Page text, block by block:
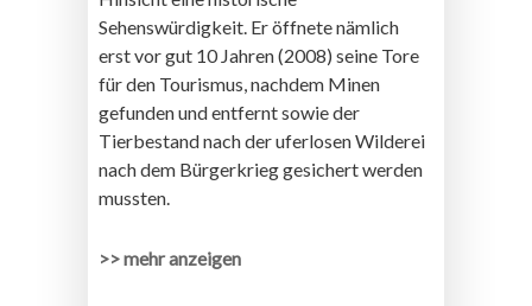
Sehenswürdigkeit. Er öffnete nämlich
erst vor gut 10 Jahren (2008) seine Tore
für den Tourismus, nachdem Minen
gefunden und entfernt sowie der
Tierbestand nach der uferlosen Wilderei
nach dem Bürgerkrieg gesichert werden
mussten.
>> mehr anzeigen